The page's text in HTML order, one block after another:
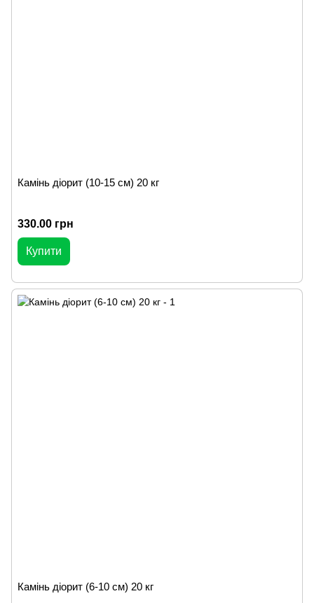
Камінь діорит (10-15 см) 20 кг
330.00 грн
Купити
Камінь діорит (6-10 см) 20 кг